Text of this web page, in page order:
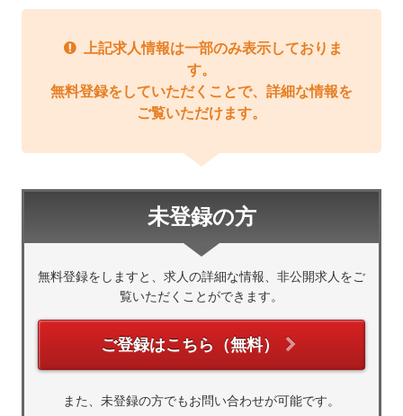
上記求人情報は一部のみ表示しておりま
す。
無料登録をしていただくことで、詳細な情報を
ご覧いただけます。
未登録の方
無料登録をしますと、求人の詳細な情報、非公開求人をご
覧いただくことができます。
ご登録はこちら（無料）
また、未登録の方でもお問い合わせが可能です。